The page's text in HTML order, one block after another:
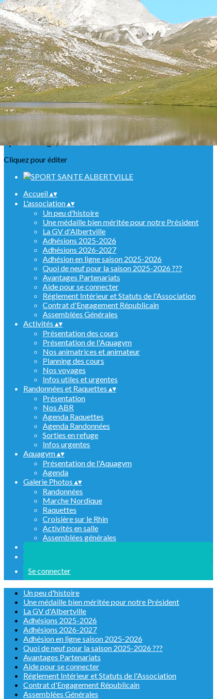
Exporter les lignes sélectionnées
Exporter toutes les colonnes
Exporter uniquement les colonnes affichées
Menu
<
>
Présentation
Nos ABR
Agenda Raquettes
Agenda Randonnées
Sorties en refuge
Infos urgentes
Ajoutez un logo, un bouton, des réseaux sociaux
Cliquez pour éditer
Accueil▴▾
L'association▴▾
Un peu d'histoire
Une médaille bien méritée pour notre Président
La GV d'Albertville
Adhésions 2025-2026
Adhésions 2026-2027
Adhésion en ligne saison 2025-2026
Quoi de neuf pour la saison 2025-2026 ???
Avantages Partenariats
Aide pour se connecter
Réglement Intérieur et Statuts de l'Association
Contrat d'Engagement Républicain
Assemblées Générales
Activités ▴▾
Présentation des cours
Présentation de l'Aquagym
Nos animatrices et animateur
Planning des cours
Nos voyages
Infos utiles et urgentes
Randonnées et Raquettes ▴▾
Présentation
Nos ABR
Agenda Raquettes
Agenda Randonnées
Sorties en refuge
Infos urgentes
Aquagym▴▾
Présentation de l'Aquagym
Agenda
Galerie Photos ▴▾
Randonnées
Marche Nordique
Raquettes
Croisière sur le Rhin
Activités en salle
Assemblées générales
Se connecter
Un peu d'histoire
Une médaille bien méritée pour notre Président
La GV d'Albertville
Adhésions 2025-2026
Adhésions 2026-2027
Adhésion en ligne saison 2025-2026
Quoi de neuf pour la saison 2025-2026 ???
Avantages Partenariats
Aide pour se connecter
Réglement Intérieur et Statuts de l'Association
Contrat d'Engagement Républicain
Assemblées Générales